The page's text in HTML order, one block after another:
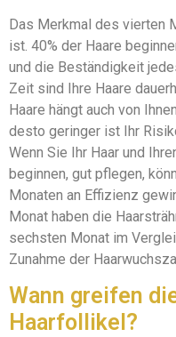
Das Merkmal des vierten
ist. 40% der Haare
und die Beständigkeit
Zeit sind Ihre Haare
Haare hängt auch von
desto geringer ist Ihr
Wenn Sie Ihr Haar und
beginnen, gut pflegen,
Monaten an Effizienz
Monat haben die
sechsten Monat im
Zunahme der
Wann greifen
Haarfollikel?